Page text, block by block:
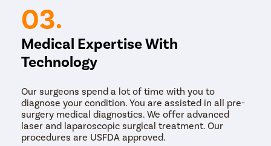
03.
Medical Expertise With
Technology
Our surgeons spend a lot of time with you to
diagnose your condition. You are assisted in all pre-
surgery medical diagnostics. We offer advanced
laser and laparoscopic surgical treatment. Our
procedures are USFDA approved.